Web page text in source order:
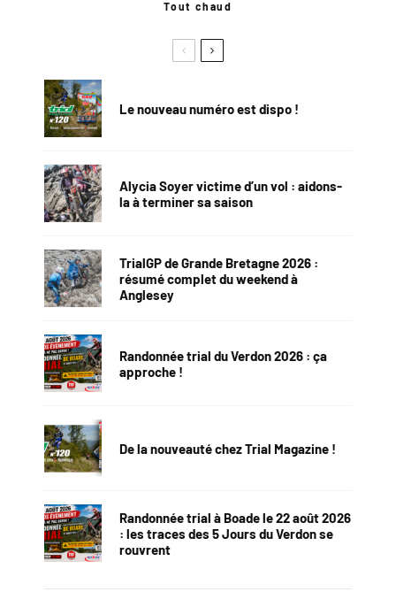
Tout chaud
Le nouveau numéro est dispo !
Alycia Soyer victime d’un vol : aidons-
la à terminer sa saison
TrialGP de Grande Bretagne 2026 :
résumé complet du weekend à
Anglesey
Randonnée trial du Verdon 2026 : ça
approche !
De la nouveauté chez Trial Magazine !
Randonnée trial à Boade le 22 août 2026
: les traces des 5 Jours du Verdon se
rouvrent